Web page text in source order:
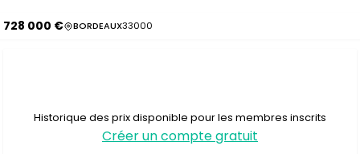
728 000 € BORDEAUX33000
Historique des prix disponible pour les membres inscrits
Créer un compte gratuit